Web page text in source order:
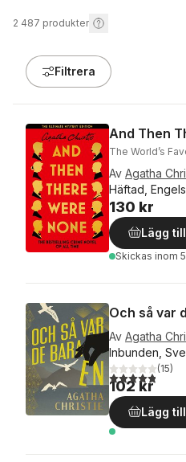
2 487 produkter
Filtrera
And Then
The World’s
Av Agatha
Häftad,
130 kr
Lägg till
Skickas inom
Och så var
Av Agatha
Inbunden,
4,8utav 5(15)
102 kr
Lägg till